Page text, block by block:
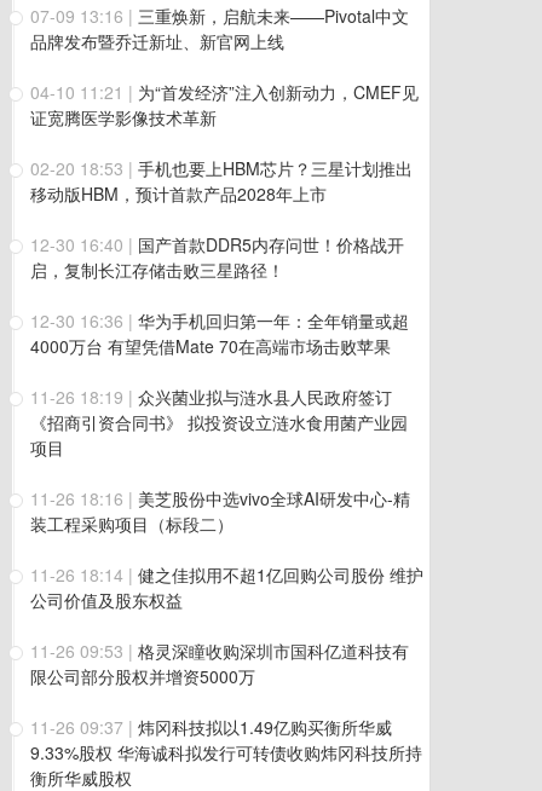
07-09 13:16 | 三重焕新，启航未来——Pivotal中文
品牌发布暨乔迁新址、新官网上线
04-10 11:21 | 为“首发经济”注入创新动力，CMEF见
证宽腾医学影像技术革新
02-20 18:53 | 手机也要上HBM芯片？三星计划推出
移动版HBM，预计首款产品2028年上市
12-30 16:40 | 国产首款DDR5内存问世！价格战开
启，复制长江存储击败三星路径！
12-30 16:36 | 华为手机回归第一年：全年销量或超
4000万台 有望凭借Mate 70在高端市场击败苹果
11-26 18:19 | 众兴菌业拟与涟水县人民政府签订
《招商引资合同书》 拟投资设立涟水食用菌产业园
项目
11-26 18:16 | 美芝股份中选vivo全球AI研发中心-精
装工程采购项目（标段二）
11-26 18:14 | 健之佳拟用不超1亿回购公司股份 维护
公司价值及股东权益
11-26 09:53 | 格灵深瞳收购深圳市国科亿道科技有
限公司部分股权并增资5000万
11-26 09:37 | 炜冈科技拟以1.49亿购买衡所华威
9.33%股权 华海诚科拟发行可转债收购炜冈科技所持
衡所华威股权